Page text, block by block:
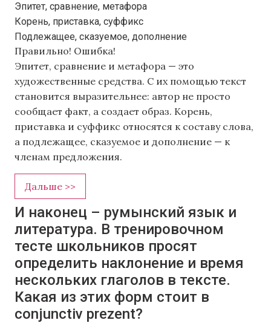
Эпитет, сравнение, метафора
Корень, приставка, суффикс
Подлежащее, сказуемое, дополнение
Правильно! Ошибка!
Эпитет, сравнение и метафора — это
художественные средства. С их помощью текст
становится выразительнее: автор не просто
сообщает факт, а создает образ. Корень,
приставка и суффикс относятся к составу слова,
а подлежащее, сказуемое и дополнение — к
членам предложения.
Дальше >>
И наконец – румынский язык и
литература. В тренировочном
тесте школьников просят
определить наклонение и время
нескольких глаголов в тексте.
Какая из этих форм стоит в
conjunctiv prezent?